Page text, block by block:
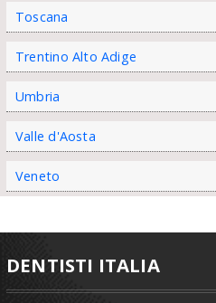
Toscana
Trentino Alto Adige
Umbria
Valle d'Aosta
Veneto
DENTISTI ITALIA